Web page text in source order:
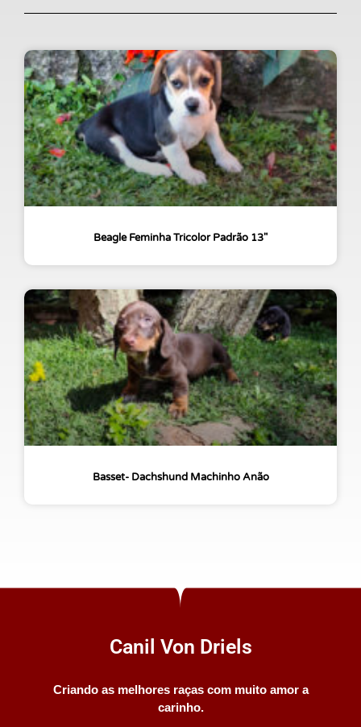
Beagle Feminha Tricolor Padrão 13″
Basset- Dachshund Machinho Anão
Canil Von Driels
Criando as melhores raças com muito amor a
carinho.